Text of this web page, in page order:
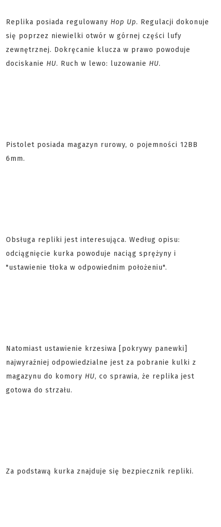
Replika posiada regulowany Hop Up. Regulacji dokonuje
się poprzez niewielki otwór w górnej części lufy
zewnętrznej. Dokręcanie klucza w prawo powoduje
dociskanie HU. Ruch w lewo: luzowanie HU.
Pistolet posiada magazyn rurowy, o pojemności 12BB
6mm.
Obsługa repliki jest interesująca. Według opisu:
odciągnięcie kurka powoduje naciąg sprężyny i
"ustawienie tłoka w odpowiednim położeniu".
Natomiast ustawienie krzesiwa [pokrywy panewki]
najwyraźniej odpowiedzialne jest za pobranie kulki z
magazynu do komory HU, co sprawia, że replika jest
gotowa do strzału.
Za podstawą kurka znajduje się bezpiecznik repliki.